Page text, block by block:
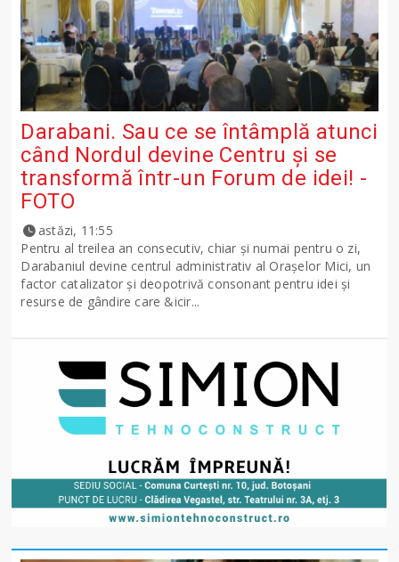
Darabani. Sau ce se întâmplă atunci
când Nordul devine Centru și se
transformă într-un Forum de idei! -
FOTO
astăzi, 11:55
Pentru al treilea an consecutiv, chiar și numai pentru o zi,
Darabaniul devine centrul administrativ al Orașelor Mici, un
factor catalizator și deopotrivă consonant pentru idei și
resurse de gândire care &icir...